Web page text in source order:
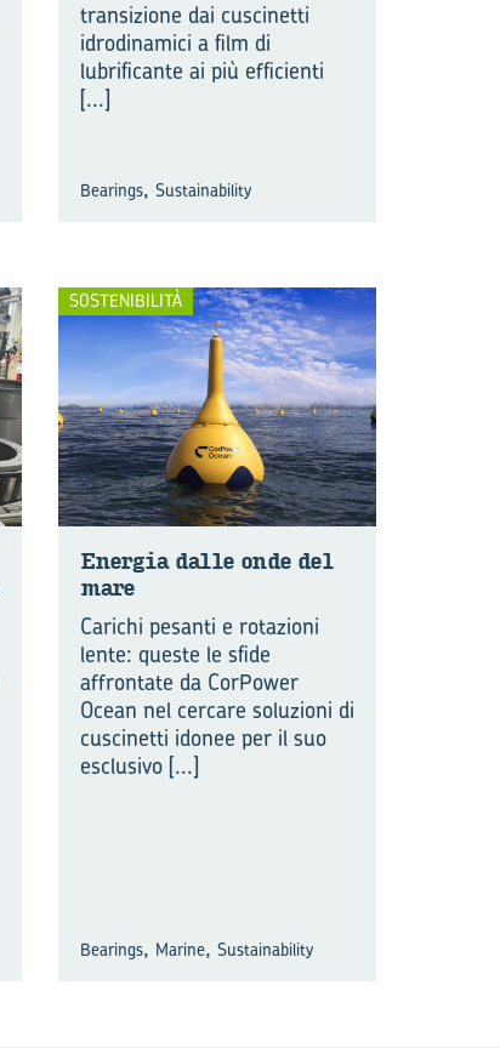
transizione dai cuscinetti
idrodinamici a film di
lubrificante ai più efficienti
[...]
Bearings, Sustainability
SOSTENIBILITÀ
Ener­gia dalle onde del
mare
Carichi pesanti e rotazioni
lente: queste le sfide
affrontate da CorPower
Ocean nel cercare soluzioni di
cuscinetti idonee per il suo
esclusivo [...]
Bearings, Marine, Sustainability